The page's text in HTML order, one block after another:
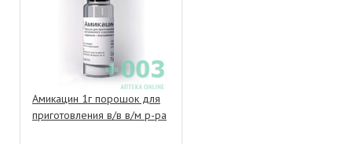
Амикацин 1г порошок для
приготовления в/в в/м р-ра